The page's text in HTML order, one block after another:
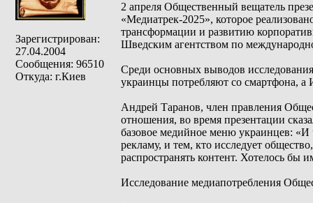
Зарегистрирован:
27.04.2004
Сообщения: 96510
Откуда: г.Киев
2 апреля Общественный вещатель
«Медиатрек-2025», которое
трансформации и развитию
Шведским агентством по
Среди основных выводов
украинцы потребляют со смартфона, а
Андрей Таранов, член правления
отношения, во время презентации
базовое медийное меню украинцев: «И
рекламу, и тем, кто исследует
распространять контент. Хотелось бы
Исследование медиапотребления